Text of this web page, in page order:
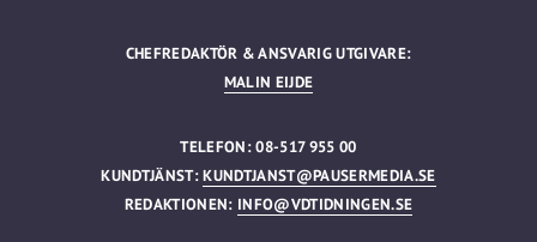
CHEFREDAKTÖR & ANSVARIG UTGIVARE:
MALIN EIJDE
TELEFON: 08-517 955 00
KUNDTJÄNST:KUNDTJANST@PAUSERMEDIA.SE
REDAKTIONEN: INFO@VDTIDNINGEN.SE